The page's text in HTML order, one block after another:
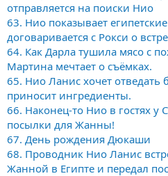
отправляется на поиски Нио
63. Нио показывает
договаривается с Рокси о
64. Как Дарла тушила мясо с
Мартина мечтает о съёмках.
65. Нио Ланис хочет отведать
приносит ингредиенты.
66. Наконец-то Нио в гостях у
посылки для Жанны!
67. День рождения Дюкаши
68. Проводник Нио Ланис
Жанной в Египте и передал